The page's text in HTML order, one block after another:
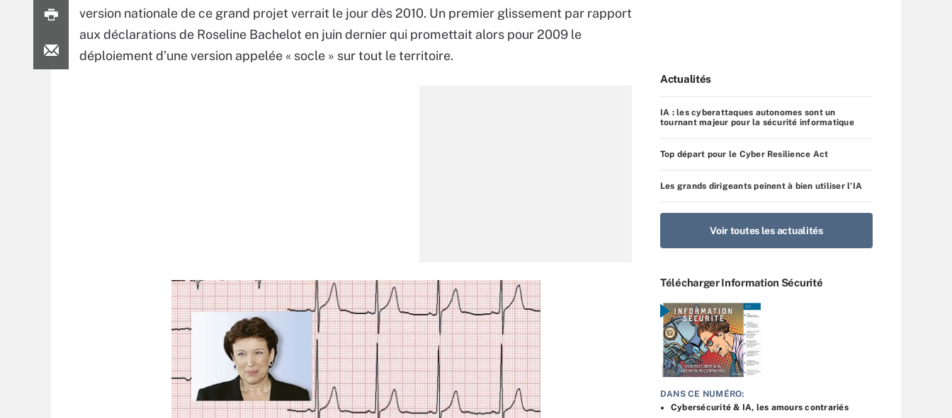
version nationale de ce grand projet verrait le jour dès 2010. Un premier glissement par rapport
aux déclarations de Roseline Bachelot en juin dernier qui promettait alors pour 2009 le
déploiement d’une version appelée « socle » sur tout le territoire.
Actualités
IA : les cyberattaques autonomes sont un
tournant majeur pour la sécurité informatique
Top départ pour le Cyber Resilience Act
Les grands dirigeants peinent à bien utiliser l’IA
Voir toutes les actualités
Télécharger Information Sécurité
DANS CE NUMÉRO:
Cybersécurité & IA, les amours contrariés